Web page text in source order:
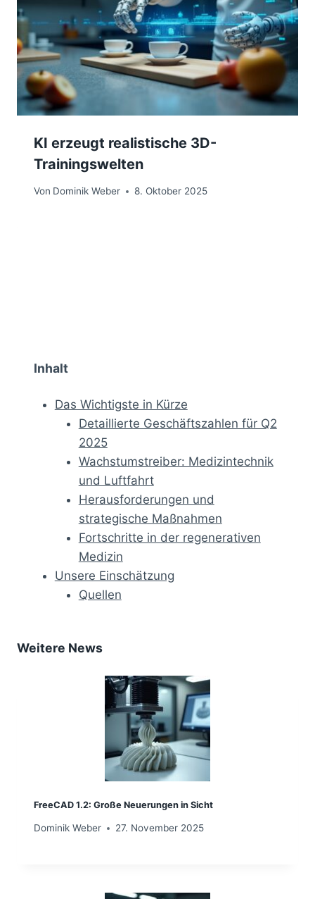
KI erzeugt realistische 3D-
Trainingswelten
Von Dominik Weber 8. Oktober 2025
Inhalt
Das Wichtigste in Kürze
Detaillierte Geschäftszahlen für Q2
2025
Wachstumstreiber: Medizintechnik
und Luftfahrt
Herausforderungen und
strategische Maßnahmen
Fortschritte in der regenerativen
Medizin
Unsere Einschätzung
Quellen
Weitere News
FreeCAD 1.2: Große Neuerungen in Sicht
Dominik Weber 27. November 2025